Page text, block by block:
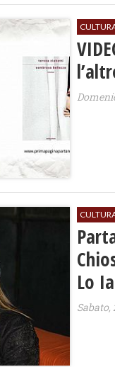
Lo
Sabato,